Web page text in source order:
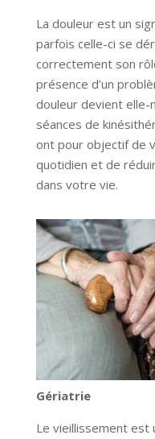
La douleur est un
parfois celle-ci se
correctement son
présence d’un
douleur devient elle-
séances de
ont pour objectif de
quotidien et de
dans votre vie.
Gériatrie
Le vieillissement